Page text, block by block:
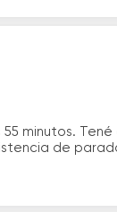
minutos.
de